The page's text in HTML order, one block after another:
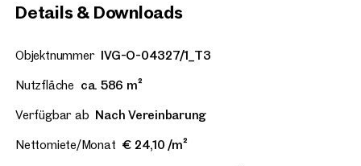
Details & Downloads
Objektnummer IVG-O-04327/1_T3
Nutzfläche ca. 586 m²
Verfügbar ab Nach Vereinbarung
Nettomiete/Monat € 24,10 /m²